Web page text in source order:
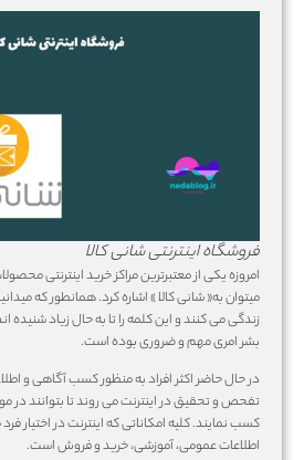
فروشگاه اینترنتی شانی کالا
امروزه یکی از معتبرترین مراکز خرید اینترنتی
میتوان به« شانی کالا » اشاره کرد. همانطور که
زندگی می کنند و این کلمه را تا به حال زیاد شنیده
بشر امری مهم و ضروری بوده است.
در حال حاضر اکثر افراد به منظور کسب آگاهی و
تفحص و تحقیق در اینترنت می روند تا بتوانند در
کسب نمایند. کلیه امکاناتی که اینترنت در اختیار
اطلاعات عمومی، آموزشی، خرید و فروش است.